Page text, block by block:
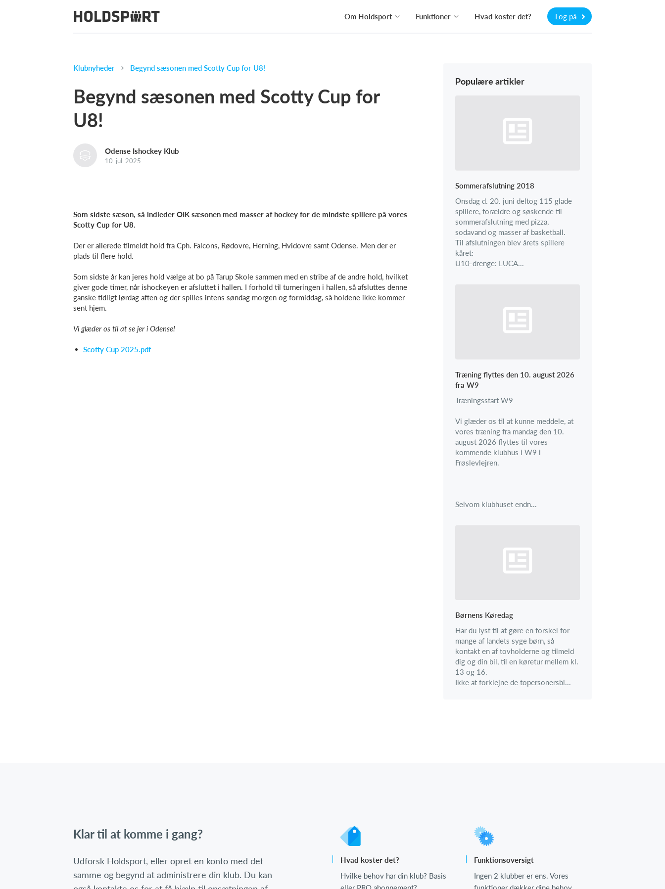
Om Holdsport Funktioner Hvad koster det? Log på
Klubnyheder Begynd sæsonen med Scotty Cup for U8!
Begynd sæsonen med Scotty Cup for
U8!
Odense Ishockey Klub
10. jul. 2025
Som sidste sæson, så indleder OIK sæsonen med masser af hockey for de mindste spillere på vores
Scotty Cup for U8.
Der er allerede tilmeldt hold fra Cph. Falcons, Rødovre, Herning, Hvidovre samt Odense. Men der er
plads til flere hold.
Som sidste år kan jeres hold vælge at bo på Tarup Skole sammen med en stribe af de andre hold, hvilket
giver gode timer, når ishockeyen er afsluttet i hallen. I forhold til turneringen i hallen, så afsluttes denne
ganske tidligt lørdag aften og der spilles intens søndag morgen og formiddag, så holdene ikke kommer
sent hjem.
Vi glæder os til at se jer i Odense!
Scotty Cup 2025.pdf
Populære artikler
Sommerafslutning 2018
Onsdag d. 20. juni deltog 115 glade
spillere, forældre og søskende til
sommerafslutning med pizza,
sodavand og masser af basketball.
Til afslutningen blev årets spillere
kåret:
U10-drenge: LUCA...
Træning flyttes den 10. august 2026
fra W9
Træningsstart W9
Vi glæder os til at kunne meddele, at
vores træning fra mandag den 10.
august 2026 flyttes til vores
kommende klubhus i W9 i
Frøslevlejren.
Selvom klubhuset endn...
Børnens Køredag
Har du lyst til at gøre en forskel for
mange af landets syge børn, så
kontakt en af tovholderne og tilmeld
dig og din bil, til en køretur mellem kl.
13 og 16.
Ikke at forklejne de topersonersbi...
Klar til at komme i gang?
Udforsk Holdsport, eller opret en konto med det
samme og begynd at administrere din klub. Du kan
Hvad koster det?
Hvilke behov har din klub? Basis
Funktionsoversigt
Ingen 2 klubber er ens. Vores